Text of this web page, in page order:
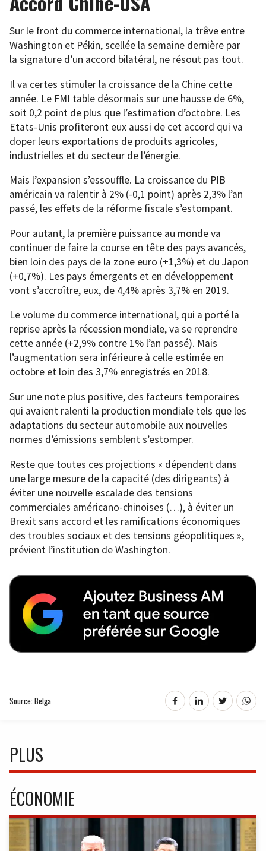
Sur le front du commerce international, la trêve entre
Washington et Pékin, scellée la semaine dernière par
la signature d’un accord bilatéral, ne résout pas tout.
Il va certes stimuler la croissance de la Chine cette
année. Le FMI table désormais sur une hausse de 6%,
soit 0,2 point de plus que l’estimation d’octobre. Les
Etats-Unis profiteront eux aussi de cet accord qui va
doper leurs exportations de produits agricoles,
industrielles et du secteur de l’énergie.
Mais l’expansion s’essouffle. La croissance du PIB
américain va ralentir à 2% (-0,1 point) après 2,3% l’an
passé, les effets de la réforme fiscale s’estompant.
Pour autant, la première puissance au monde va
continuer de faire la course en tête des pays avancés,
bien loin des pays de la zone euro (+1,3%) et du Japon
(+0,7%). Les pays émergents et en développement
vont s’accroître, eux, de 4,4% après 3,7% en 2019.
Le volume du commerce international, qui a porté la
reprise après la récession mondiale, va se reprendre
cette année (+2,9% contre 1% l’an passé). Mais
l’augmentation sera inférieure à celle estimée en
octobre et loin des 3,7% enregistrés en 2018.
Sur une note plus positive, des facteurs temporaires
qui avaient ralenti la production mondiale tels que les
adaptations du secteur automobile aux nouvelles
normes d’émissions semblent s’estomper.
Reste que toutes ces projections « dépendent dans
une large mesure de la capacité (des dirigeants) à
éviter une nouvelle escalade des tensions
commerciales américano-chinoises (…), à éviter un
Brexit sans accord et les ramifications économiques
des troubles sociaux et des tensions géopolitiques »,
prévient l’institution de Washington.
Source: Belga
PLUS
ÉCONOMIE